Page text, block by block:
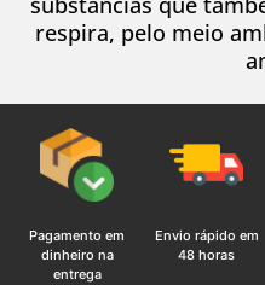
respira, pelo meio
Pagamento em
dinheiro na
entrega
Envio rápido em
48 horas